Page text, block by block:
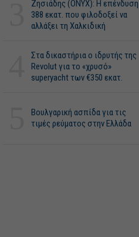
Ζησιάδης (ONYX): Η επένδυση
388 εκατ. που φιλοδοξεί να
αλλάξει τη Χαλκιδική
Στα δικαστήρια ο ιδρυτής της
Revolut για το «χρυσό»
superyacht των €350 εκατ.
Βουλγαρική ασπίδα για τις
τιμές ρεύματος στην Ελλάδα